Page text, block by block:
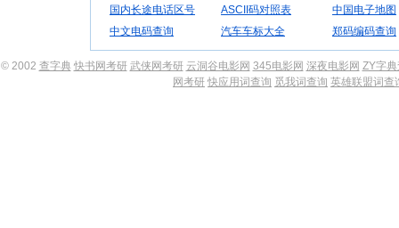
国内长途电话区号
ASCII码对照表
中国电子地图
中文电码查询
汽车车标大全 郑码编码查询
© 2002 查字典 快书网考研 武侠网考研 云洞谷电影网 345电影网 深夜电影网 ZY字
网考研 快应用词查询 觅我词查询 英雄联盟词查